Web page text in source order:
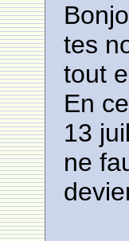
tes
tout
En
13
ne